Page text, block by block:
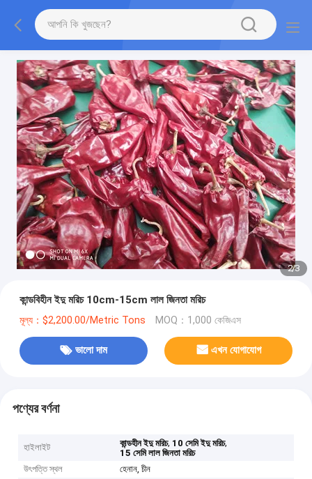
2/3
কান্ডবিহীন ইদু মরিচ 10cm-15cm লাল জিনতা মরিচ
মূল্য：$2,200.00/Metric Tons MOQ：1,000 কেজিএস
ভালো দাম এখন যোগাযোগ
পণ্যের বর্ণনা
হাইলাইট কান্ডহীন ইদু মরিচ, 10 সেমি ইদু মরিচ,
15 সেমি লাল জিনতা মরিচ
উৎপত্তি স্থল
হেনান, চীন